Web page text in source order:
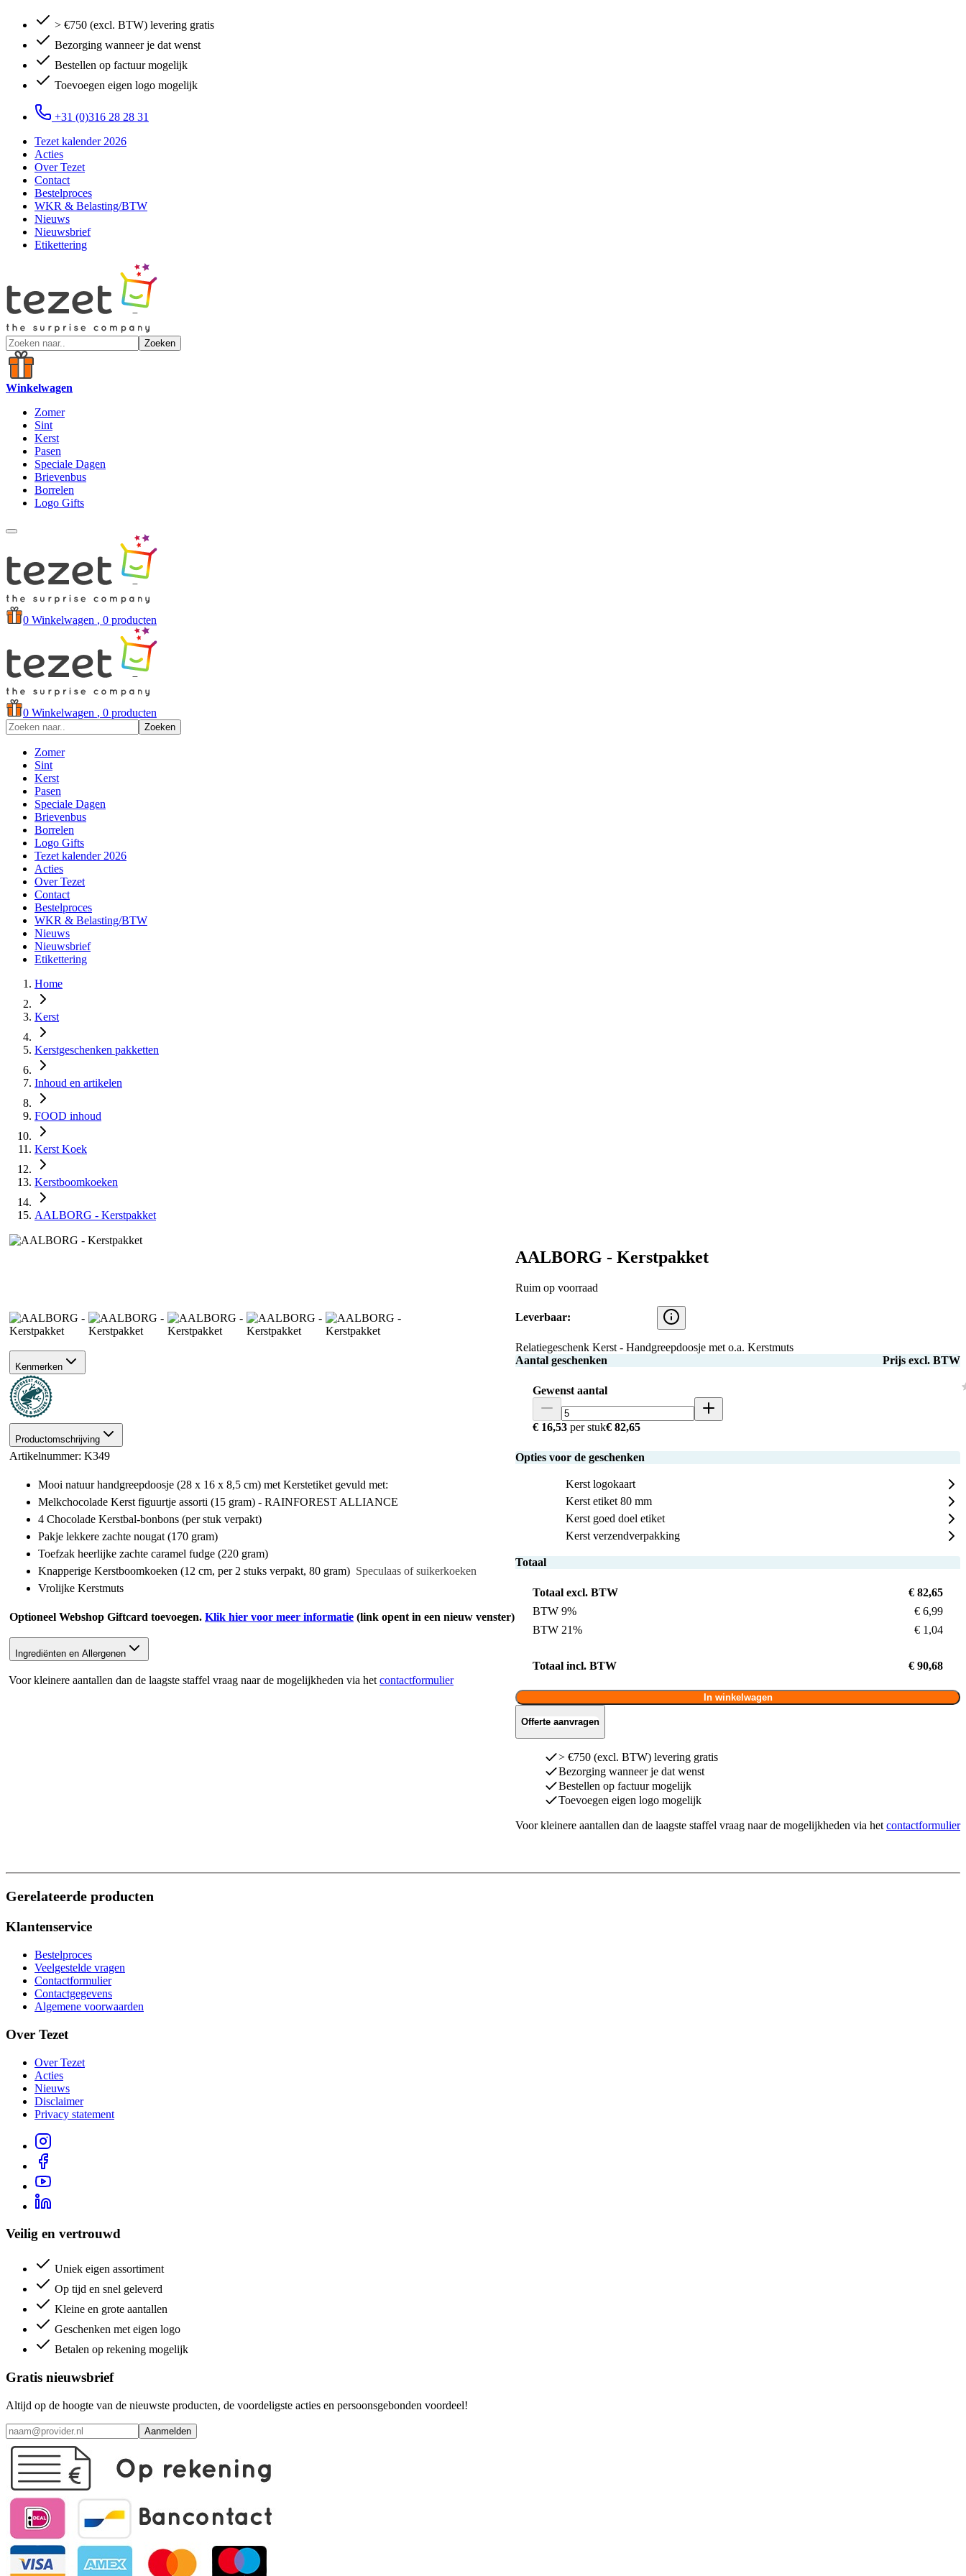
> €750 (excl. BTW) levering gratis
Bezorging wanneer je dat wenst
Bestellen op factuur mogelijk
Toevoegen eigen logo mogelijk
+31 (0)316 28 28 31
Tezet kalender 2026
Acties
Over Tezet
Contact
Bestelproces
WKR & Belasting/BTW
Nieuws
Nieuwsbrief
Etikettering
Zoeken
Winkelwagen
Zomer
Sint
Kerst
Pasen
Speciale Dagen
Brievenbus
Borrelen
Logo Gifts
0 Winkelwagen , 0 producten
0 Winkelwagen , 0 producten
Zoeken
Zomer
Sint
Kerst
Pasen
Speciale Dagen
Brievenbus
Borrelen
Logo Gifts
Tezet kalender 2026
Acties
Over Tezet
Contact
Bestelproces
WKR & Belasting/BTW
Nieuws
Nieuwsbrief
Etikettering
Home
Kerst
Kerstgeschenken pakketten
Inhoud en artikelen
FOOD inhoud
Kerst Koek
Kerstboomkoeken
AALBORG - Kerstpakket
AALBORG - Kerstpakket
Ruim op voorraad
Leverbaar:
Relatiegeschenk Kerst - Handgreepdoosje met o.a. Kerstmuts
Aantal geschenken
Prijs excl. BTW
Gewenst aantal
€ 16,53 per stuk€ 82,65
Opties voor de geschenken
Kerst logokaart
Kerst etiket 80 mm
Kerst goed doel etiket
Kerst verzendverpakking
Totaal
Totaal excl. BTW
€ 82,65
BTW 9%
€ 6,99
BTW 21%
€ 1,04
Totaal incl. BTW € 90,68
In winkelwagen
Offerte aanvragen
> €750 (excl. BTW) levering gratis
Bezorging wanneer je dat wenst
Bestellen op factuur mogelijk
Toevoegen eigen logo mogelijk
Voor kleinere aantallen dan de laagste staffel vraag naar de mogelijkheden via hetcontactformulier
Kenmerken
Productomschrijving
Artikelnummer: K349
Mooi natuur handgreepdoosje (28 x 16 x 8,5 cm) met Kerstetiket gevuld met:
Melkchocolade Kerst figuurtje assorti (15 gram) - RAINFOREST ALLIANCE
4 Chocolade Kerstbal-bonbons (per stuk verpakt)
Pakje lekkere zachte nougat (170 gram)
Toefzak heerlijke zachte caramel fudge (220 gram)
Knapperige Kerstboomkoeken (12 cm, per 2 stuks verpakt, 80 gram) Speculaas of suikerkoeken
Vrolijke Kerstmuts
Optioneel Webshop Giftcard toevoegen. Klik hier voor meer informatie (link opent in een nieuw venster)
Ingrediënten en Allergenen
Voor kleinere aantallen dan de laagste staffel vraag naar de mogelijkheden via het contactformulier
Gerelateerde producten
Klantenservice
Bestelproces
Veelgestelde vragen
Contactformulier
Contactgegevens
Algemene voorwaarden
Over Tezet
Over Tezet
Acties
Nieuws
Disclaimer
Privacy statement
Veilig en vertrouwd
Uniek eigen assortiment
Op tijd en snel geleverd
Kleine en grote aantallen
Geschenken met eigen logo
Betalen op rekening mogelijk
Gratis nieuwsbrief
Altijd op de hoogte van de nieuwste producten, de voordeligste acties en persoonsgebonden voordeel!
Aanmelden